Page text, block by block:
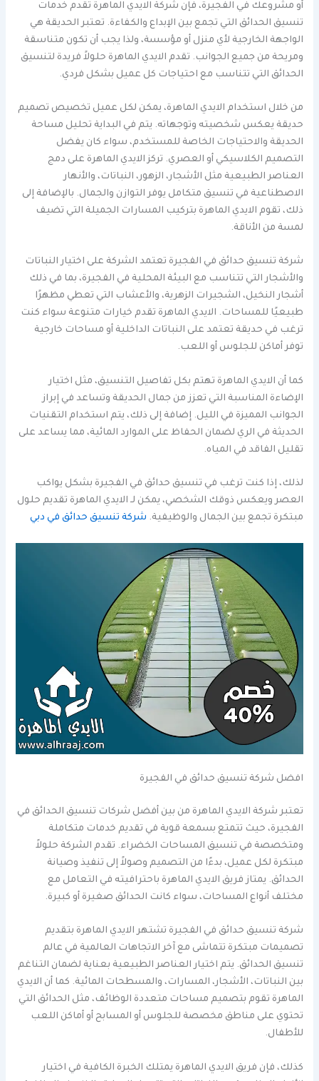
أو مشروعك في الفجيرة، فإن شركة الايدي الماهرة تقدم خدمات
تنسيق الحدائق التي تجمع بين الإبداع والكفاءة. تعتبر الحديقة هي
الواجهة الخارجية لأي منزل أو مؤسسة، ولذا يجب أن تكون متناسقة
ومريحة من جميع الجوانب. تقدم الايدي الماهرة حلولاً فريدة لتنسيق
الحدائق التي تتناسب مع احتياجات كل عميل بشكل فردي.
من خلال استخدام الايدي الماهرة، يمكن لكل عميل تخصيص تصميم
حديقة يعكس شخصيته وتوجهاته. يتم في البداية تحليل مساحة
الحديقة والاحتياجات الخاصة للمستخدم، سواء كان يفضل
التصميم الكلاسيكي أو العصري. تركز الايدي الماهرة على دمج
العناصر الطبيعية مثل الأشجار، الزهور، النباتات، والأنهار
الاصطناعية في تنسيق متكامل يوفر التوازن والجمال. بالإضافة إلى
ذلك، تقوم الايدي الماهرة بتركيب المسارات الجميلة التي تضيف
لمسة من الأناقة.
شركة تنسيق حدائق في الفجيرة تعتمد الشركة على اختيار النباتات
والأشجار التي تتناسب مع البيئة المحلية في الفجيرة، بما في ذلك
أشجار النخيل، الشجيرات الزهرية، والأعشاب التي تعطي مظهرًا
طبيعيًا للمساحات. الايدي الماهرة تقدم خيارات متنوعة سواء كنت
ترغب في حديقة تعتمد على النباتات الداخلية أو مساحات خارجية
توفر أماكن للجلوس أو اللعب.
كما أن الايدي الماهرة تهتم بكل تفاصيل التنسيق، مثل اختيار
الإضاءة المناسبة التي تعزز من جمال الحديقة وتساعد في إبراز
الجوانب المميزة في الليل. إضافة إلى ذلك، يتم استخدام التقنيات
الحديثة في الري لضمان الحفاظ على الموارد المائية، مما يساعد على
تقليل الفاقد في المياه.
لذلك، إذا كنت ترغب في تنسيق حدائق في الفجيرة بشكل يواكب
العصر ويعكس ذوقك الشخصي، يمكن لـ الايدي الماهرة تقديم حلول
مبتكرة تجمع بين الجمال والوظيفية. شركة تنسيق حدائق في دبي
افضل شركة تنسيق حدائق في الفجيرة
تعتبر شركة الايدي الماهرة من بين أفضل شركات تنسيق الحدائق في
الفجيرة، حيث تتمتع بسمعة قوية في تقديم خدمات متكاملة
ومتخصصة في تنسيق المساحات الخضراء. تقدم الشركة حلولاً
مبتكرة لكل عميل، بدءًا من التصميم وصولاً إلى تنفيذ وصيانة
الحدائق. يمتاز فريق الايدي الماهرة باحترافيته في التعامل مع
مختلف أنواع المساحات، سواء كانت الحدائق صغيرة أو كبيرة.
شركة تنسيق حدائق في الفجيرة تشتهر الايدي الماهرة بتقديم
تصميمات مبتكرة تتماشى مع آخر الاتجاهات العالمية في عالم
تنسيق الحدائق. يتم اختيار العناصر الطبيعية بعناية لضمان التناغم
بين النباتات، الأشجار، المسارات، والمسطحات المائية. كما أن الايدي
الماهرة تقوم بتصميم مساحات متعددة الوظائف، مثل الحدائق التي
تحتوي على مناطق مخصصة للجلوس أو المسابح أو أماكن اللعب
للأطفال.
كذلك، فإن فريق الايدي الماهرة يمتلك الخبرة الكافية في اختيار